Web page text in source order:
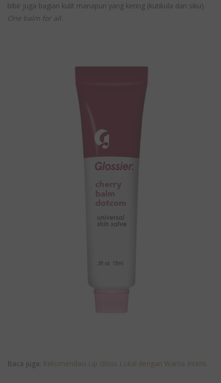
bibir juga bagian kulit manapun yang kering (kutikula dan siku).
One balm for all.
Baca juga: Rekomendasi Lip Gloss Lokal dengan Warna Intens